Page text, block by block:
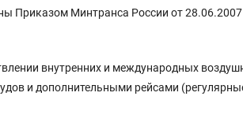
Приказом Минтранса России от
внутренних и международных
и дополнительными рейсами